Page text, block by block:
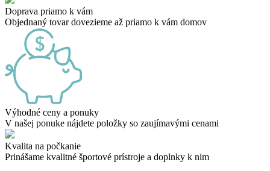
Doprava priamo k vám
Objednaný tovar dovezieme až priamo k vám domov
Výhodné ceny a ponuky
V našej ponuke nájdete položky so zaujímavými cenami
Kvalita na počkanie
Prinášame kvalitné športové prístroje a doplnky k nim